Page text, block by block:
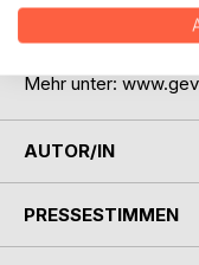
Gabrielle von
Mehr unter:
AUTOR/IN
PRESSESTIMMEN